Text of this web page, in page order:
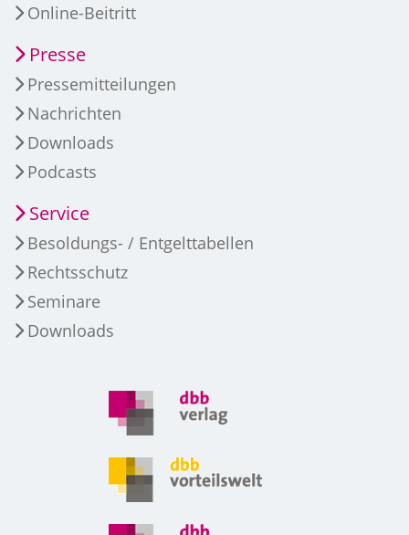
Online-Beitritt
Presse
Pressemitteilungen
Nachrichten
Downloads
Podcasts
Service
Besoldungs- / Entgelttabellen
Rechtsschutz
Seminare
Downloads